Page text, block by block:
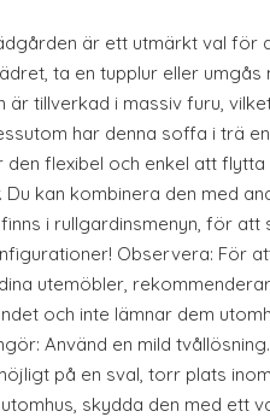
är ett utmärkt val för
ta en tupplur eller umgås
är tillverkad i massiv furu,
har denna soffa i trä en
flexibel och enkel att flytta
kan kombinera den med
i rullgardinsmenyn, för att
Observera: För
utemöbler,
och inte lämnar dem
Använd en mild tvållösning.
på en sval, torr plats
skydda den med ett